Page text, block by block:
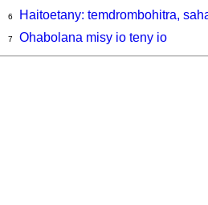
6
Haitoetany: temdrombohitra,
7 Ohabolana misy io teny io